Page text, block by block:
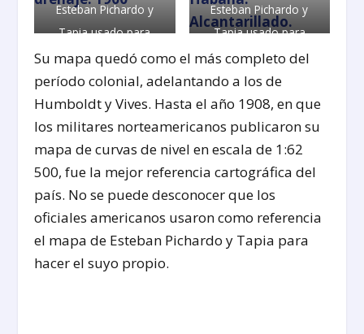
Esteban Pichardo y
Tapia usado para
trazar el drenaje de La
Habana en 1900.
Esteban Pichardo y
Tapia usado para
trazar el alcantarillado
de La Habana en 1902.
Su mapa quedó como el más completo del
período colonial, adelantando a los de
Humboldt y Vives. Hasta el año 1908, en que
los militares norteamericanos publicaron su
mapa de curvas de nivel en escala de 1:62
500, fue la mejor referencia cartográfica del
país. No se puede desconocer que los
oficiales americanos usaron como referencia
el mapa de Esteban Pichardo y Tapia para
hacer el suyo propio.